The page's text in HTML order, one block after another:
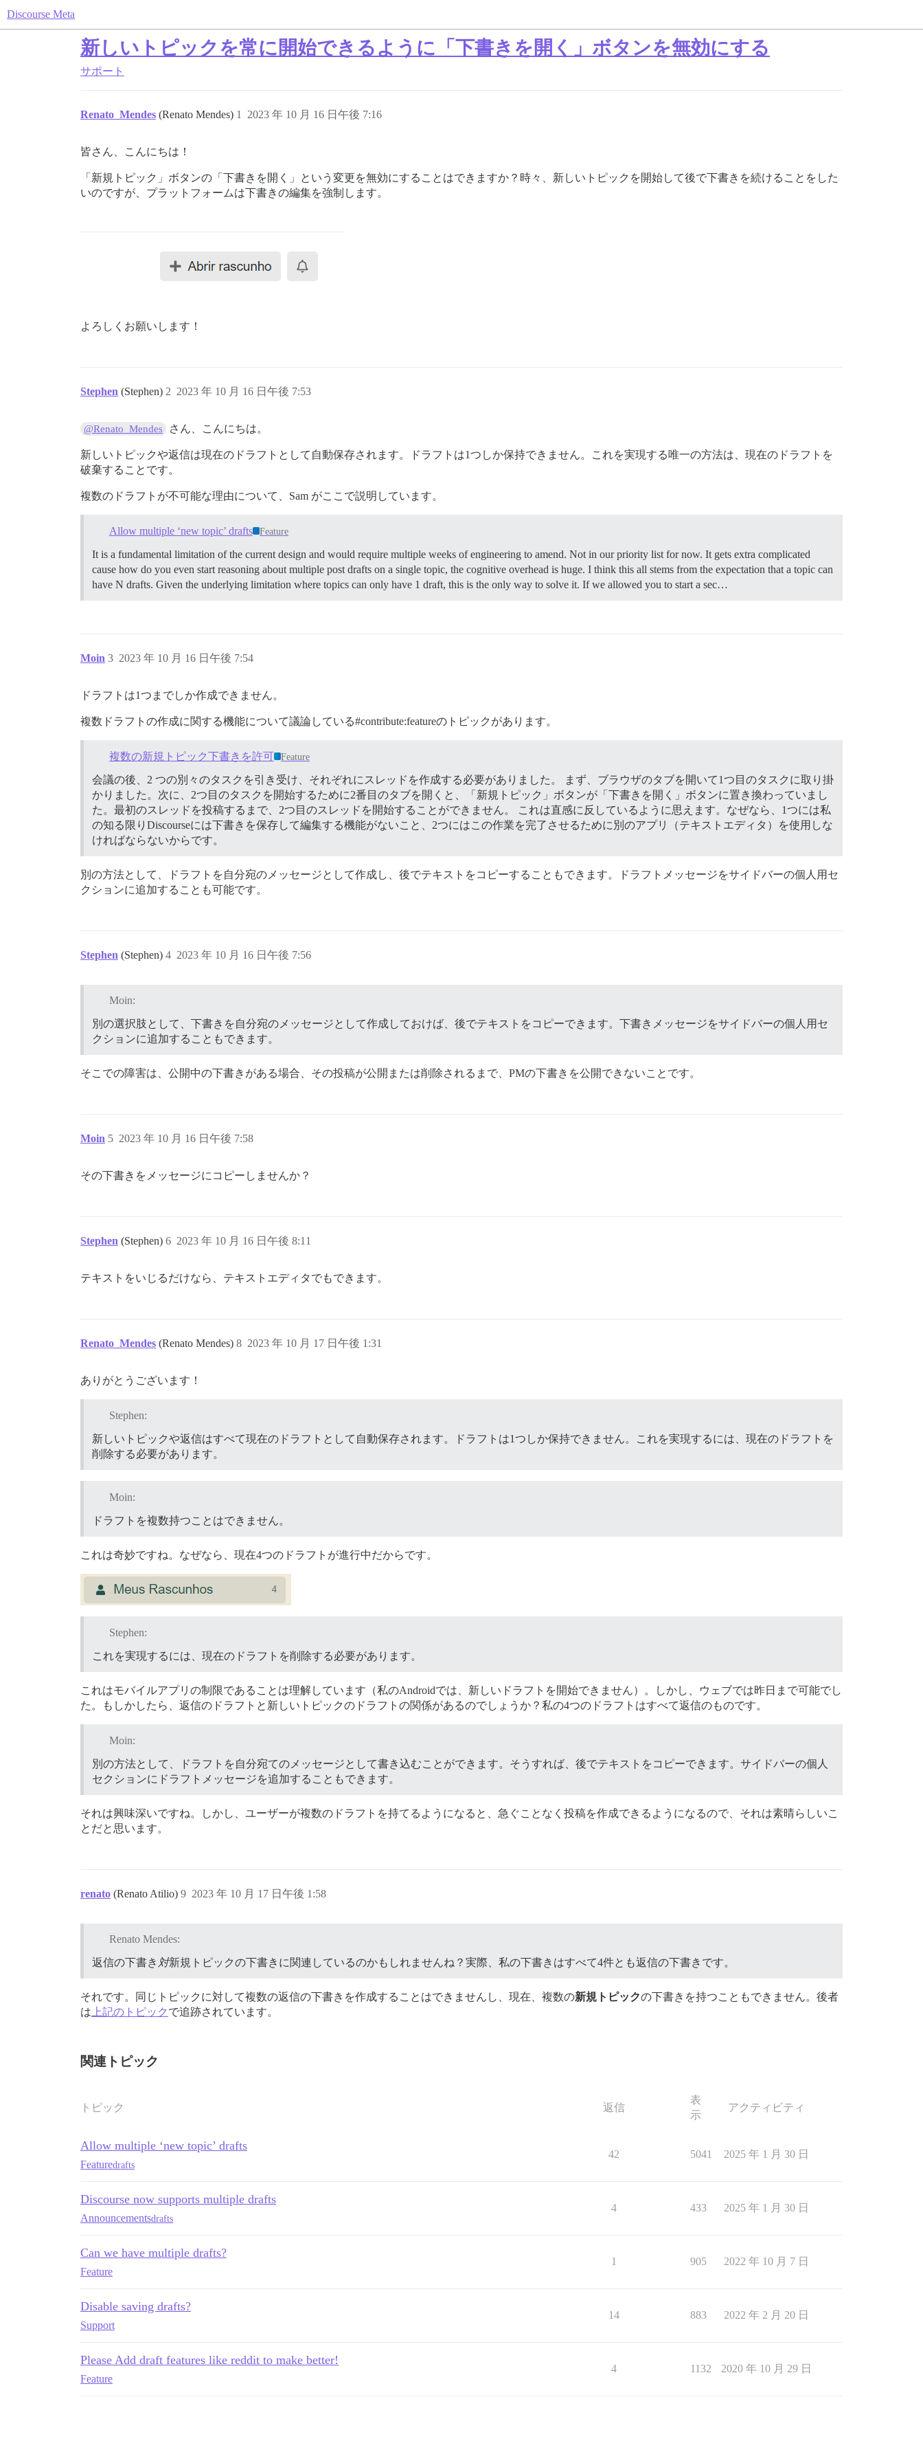
Discourse Meta
新しいトピックを常に開始できるように「下書きを開く」ボタンを無効にする
サポート
Renato_Mendes (Renato Mendes) 2023 年 10 月 16 日午後 7:16
1
皆さん、こんにちは！
「新規トピック」ボタンの「下書きを開く」という変更を無効にすることはできますか？時々、新しいトピックを開始して後で下書きを続けることをした
いのですが、プラットフォームは下書きの編集を強制します。
よろしくお願いします！
Stephen (Stephen) 2023 年 10 月 16 日午後 7:53
2
@Renato_Mendes さん、こんにちは。
新しいトピックや返信は現在のドラフトとして自動保存されます。ドラフトは1つしか保持できません。これを実現する唯一の方法は、現在のドラフトを
破棄することです。
複数のドラフトが不可能な理由について、Sam がここで説明しています。
Allow multiple ‘new topic’ drafts Feature
It is a fundamental limitation of the current design and would require multiple weeks of engineering to amend. Not in our priority list for now. It gets extra complicated
cause how do you even start reasoning about multiple post drafts on a single topic, the cognitive overhead is huge. I think this all stems from the expectation that a topic can
have N drafts. Given the underlying limitation where topics can only have 1 draft, this is the only way to solve it. If we allowed you to start a sec…
Moin 2023 年 10 月 16 日午後 7:54
3
ドラフトは1つまでしか作成できません。
複数ドラフトの作成に関する機能について議論している#contribute:featureのトピックがあります。
複数の新規トピック下書きを許可 Feature
会議の後、2 つの別々のタスクを引き受け、それぞれにスレッドを作成する必要がありました。 まず、ブラウザのタブを開いて1つ目のタスクに取り掛
かりました。次に、2つ目のタスクを開始するために2番目のタブを開くと、「新規トピック」ボタンが「下書きを開く」ボタンに置き換わっていまし
た。最初のスレッドを投稿するまで、2つ目のスレッドを開始することができません。 これは直感に反しているように思えます。なぜなら、1つには私
の知る限りDiscourseには下書きを保存して編集する機能がないこと、2つにはこの作業を完了させるために別のアプリ（テキストエディタ）を使用しな
ければならないからです。
別の方法として、ドラフトを自分宛のメッセージとして作成し、後でテキストをコピーすることもできます。ドラフトメッセージをサイドバーの個人用セ
クションに追加することも可能です。
Stephen (Stephen) 2023 年 10 月 16 日午後 7:56
4
Moin:
別の選択肢として、下書きを自分宛のメッセージとして作成しておけば、後でテキストをコピーできます。下書きメッセージをサイドバーの個人用セ
クションに追加することもできます。
そこでの障害は、公開中の下書きがある場合、その投稿が公開または削除されるまで、PMの下書きを公開できないことです。
Moin 2023 年 10 月 16 日午後 7:58
5
その下書きをメッセージにコピーしませんか？
Stephen (Stephen) 2023 年 10 月 16 日午後 8:11
6
テキストをいじるだけなら、テキストエディタでもできます。
Renato_Mendes (Renato Mendes) 2023 年 10 月 17 日午後 1:31
8
ありがとうございます！
Stephen:
新しいトピックや返信はすべて現在のドラフトとして自動保存されます。ドラフトは1つしか保持できません。これを実現するには、現在のドラフトを
削除する必要があります。
Moin:
ドラフトを複数持つことはできません。
これは奇妙ですね。なぜなら、現在4つのドラフトが進行中だからです。
Stephen:
これを実現するには、現在のドラフトを削除する必要があります。
これはモバイルアプリの制限であることは理解しています（私のAndroidでは、新しいドラフトを開始できません）。しかし、ウェブでは昨日まで可能でし
た。もしかしたら、返信のドラフトと新しいトピックのドラフトの関係があるのでしょうか？私の4つのドラフトはすべて返信のものです。
Moin:
別の方法として、ドラフトを自分宛てのメッセージとして書き込むことができます。そうすれば、後でテキストをコピーできます。サイドバーの個人
セクションにドラフトメッセージを追加することもできます。
それは興味深いですね。しかし、ユーザーが複数のドラフトを持てるようになると、急ぐことなく投稿を作成できるようになるので、それは素晴らしいこ
とだと思います。
renato (Renato Atilio) 2023 年 10 月 17 日午後 1:58
9
Renato Mendes:
返信の下書き 対新規トピックの下書きに関連しているのかもしれませんね？実際、私の下書きはすべて4件とも返信の下書きです。
それです。同じトピックに対して複数の返信の下書きを作成することはできませんし、現在、複数の新規トピックの下書きを持つこともできません。後者
は 上記のトピック で追跡されています。
関連トピック
トピック 返信
表
示
アクティビティ
Allow multiple ‘new topic’ drafts
Featuredrafts
42 5041 2025 年 1 月 30 日
Discourse now supports multiple drafts
Announcementsdrafts
4 433 2025 年 1 月 30 日
Can we have multiple drafts?
Feature
1 905 2022 年 10 月 7 日
Disable saving drafts?
Support
14 883 2022 年 2 月 20 日
Please Add draft features like reddit to make better!
Feature
4 1132 2020 年 10 月 29 日